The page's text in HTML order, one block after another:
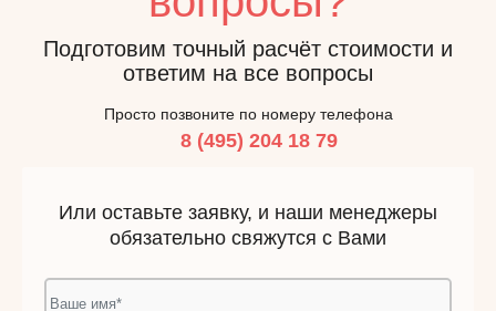
Подготовим точный расчёт стоимости и
ответим на все вопросы
Просто позвоните по номеру телефона
8 (495) 204 18 79
Или оставьте заявку, и наши менеджеры
обязательно свяжутся с Вами